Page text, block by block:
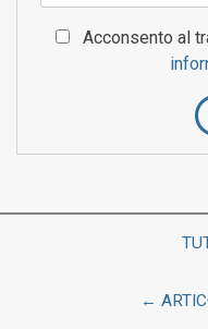
Acconsento al
←